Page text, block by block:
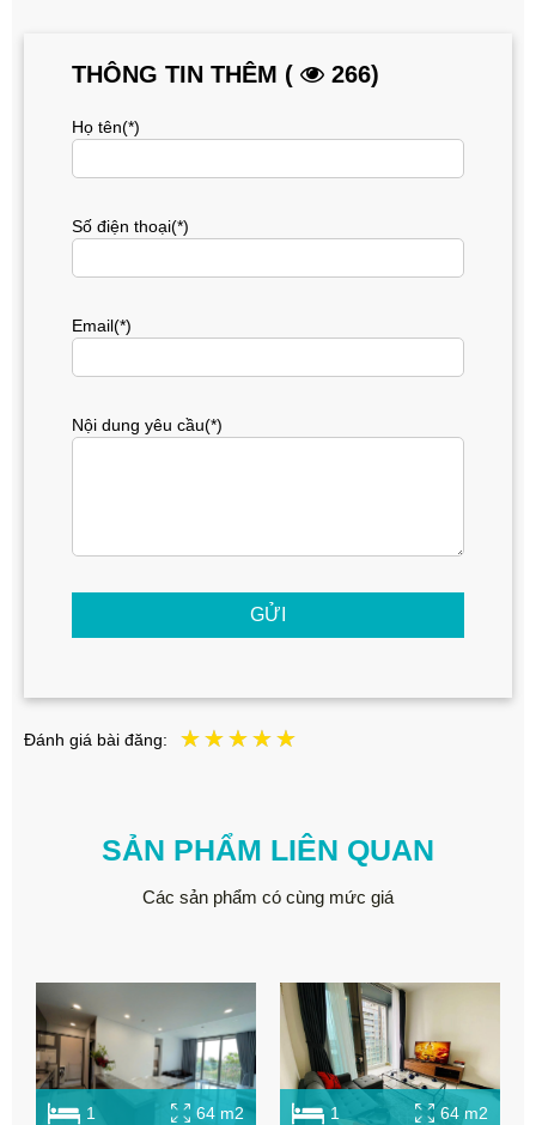
THÔNG TIN THÊM ( 266)
Họ tên(*)
Số điện thoại(*)
Email(*)
Nội dung yêu cầu(*)
GỬI
Đánh giá bài đăng:
SẢN PHẨM LIÊN QUAN
Các sản phẩm có cùng mức giá
1 64 m2 1 64 m2